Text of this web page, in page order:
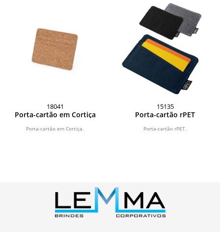
18041
Porta-cartão em Cortiça
Porta-cartão em Cortiça.
15135
Porta-cartão rPET
Porta-cartão rPET.